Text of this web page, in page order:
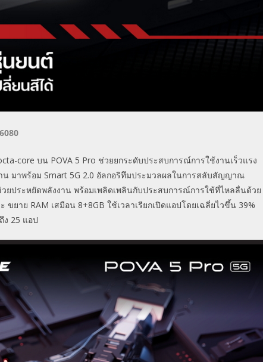
core บน POVA 5 Pro ช่วยยกระดับประสบการณ์การใช้งานเร็วแรง
มาพร้อม Smart 5G 2.0 อัลกอริทึมประมวลผลในการสลับสัญญาณ
วยประหยัดพลังงาน พร้อมเพลิดเพลินกับประสบการณ์การใช้ที่ไหลลื่นด้วย
ยาย RAM เสมือน 8+8GB ใช้เวลาเรียกเปิดแอปโดยเฉลี่ยไวขึ้น 39%
ง 25 แอป